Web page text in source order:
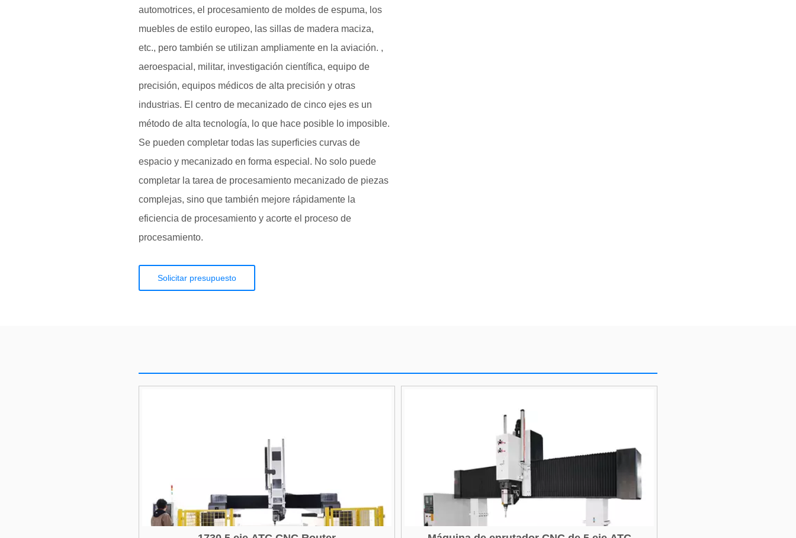
automotrices, el procesamiento de moldes de espuma, los
muebles de estilo europeo, las sillas de madera maciza,
etc., pero también se utilizan ampliamente en la aviación. ,
aeroespacial, militar, investigación científica, equipo de
precisión, equipos médicos de alta precisión y otras
industrias. El centro de mecanizado de cinco ejes es un
método de alta tecnología, lo que hace posible lo imposible.
Se pueden completar todas las superficies curvas de
espacio y mecanizado en forma especial. No solo puede
completar la tarea de procesamiento mecanizado de piezas
complejas, sino que también mejore rápidamente la
eficiencia de procesamiento y acorte el proceso de
procesamiento.
Solicitar presupuesto